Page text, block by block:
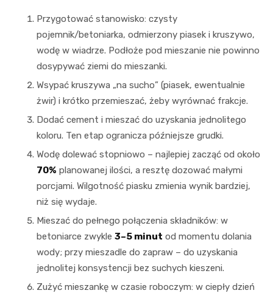
Przygotować stanowisko: czysty
pojemnik/betoniarka, odmierzony piasek i kruszywo,
wodę w wiadrze. Podłoże pod mieszanie nie powinno
dosypywać ziemi do mieszanki.
Wsypać kruszywa „na sucho” (piasek, ewentualnie
żwir) i krótko przemieszać, żeby wyrównać frakcje.
Dodać cement i mieszać do uzyskania jednolitego
koloru. Ten etap ogranicza późniejsze grudki.
Wodę dolewać stopniowo – najlepiej zacząć od około
70% planowanej ilości, a resztę dozować małymi
porcjami. Wilgotność piasku zmienia wynik bardziej,
niż się wydaje.
Mieszać do pełnego połączenia składników: w
betoniarce zwykle 3–5 minut od momentu dolania
wody; przy mieszadle do zapraw – do uzyskania
jednolitej konsystencji bez suchych kieszeni.
Zużyć mieszankę w czasie roboczym: w ciepły dzień